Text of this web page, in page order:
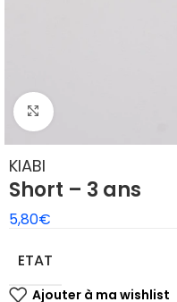
Agrandir
KIABI
Short – 3 ans
5,80€
ETAT